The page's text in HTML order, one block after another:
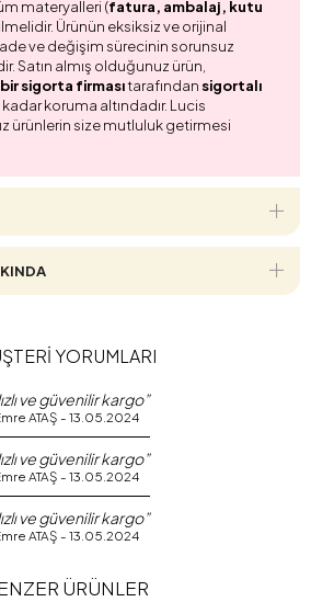
materyalleri (fatura, ambalaj, kutu
Ürünün eksiksiz ve orijinal
ve değişim sürecinin sorunsuz
Satın almış olduğunuz ürün,
bir sigorta firmasıtarafından sigortalı
koruma altındadır. Lucis
ürünlerin size mutluluk getirmesi
YORUMLARI
ve güvenilir kargo”
ATAŞ - 13.05.2024
ve güvenilir kargo”
ATAŞ - 13.05.2024
ve güvenilir kargo”
ATAŞ - 13.05.2024
ÜRÜNLER